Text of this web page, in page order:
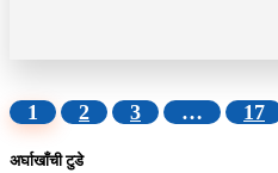
1 2 3 … 17
अर्घाखाँची टुडे